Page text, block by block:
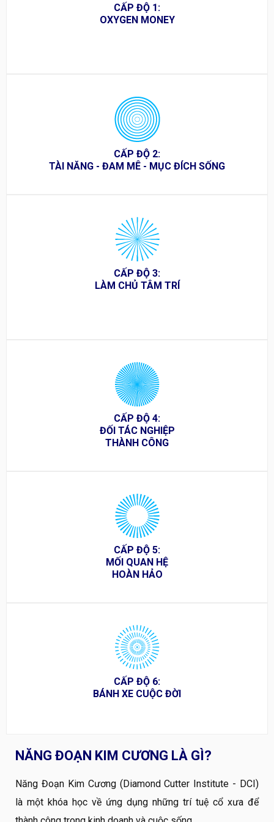
CẤP ĐỘ 1:
OXYGEN MONEY
CẤP ĐỘ 2:
TÀI NĂNG - ĐAM MÊ - MỤC ĐÍCH SỐNG
CẤP ĐỘ 3:
LÀM CHỦ TÂM TRÍ
CẤP ĐỘ 4:
ĐỐI TÁC NGHIỆP
THÀNH CÔNG
CẤP ĐỘ 5:
MỐI QUAN HỆ
HOÀN HẢO
CẤP ĐỘ 6:
BÁNH XE CUỘC ĐỜI
NĂNG ĐOẠN KIM CƯƠNG LÀ GÌ?
Năng Đoạn Kim Cương (Diamond Cutter Institute - DCI)
là một khóa học về ứng dụng những trí tuệ cổ xưa để